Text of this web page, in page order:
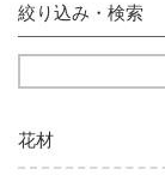
絞り込み・検索
花材